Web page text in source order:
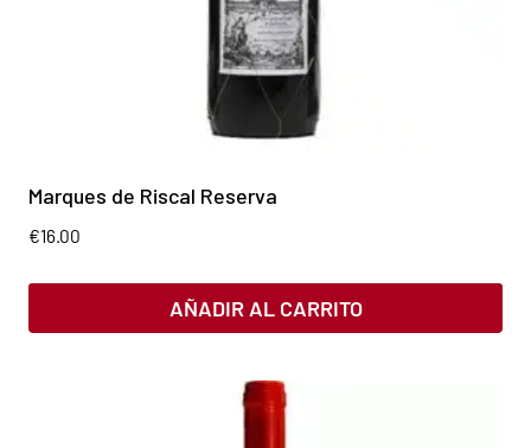
Marques de Riscal Reserva
€16.00
AÑADIR AL CARRITO